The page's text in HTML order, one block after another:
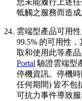
您未能履行上述
牴觸之服務而造成
24. 雲端型產品可用性
99.5% 的可用性
取和使用此等產
Portal驗證雲端型
停機資訊。停機
任何期間) 皆不包
可抗力事件導致